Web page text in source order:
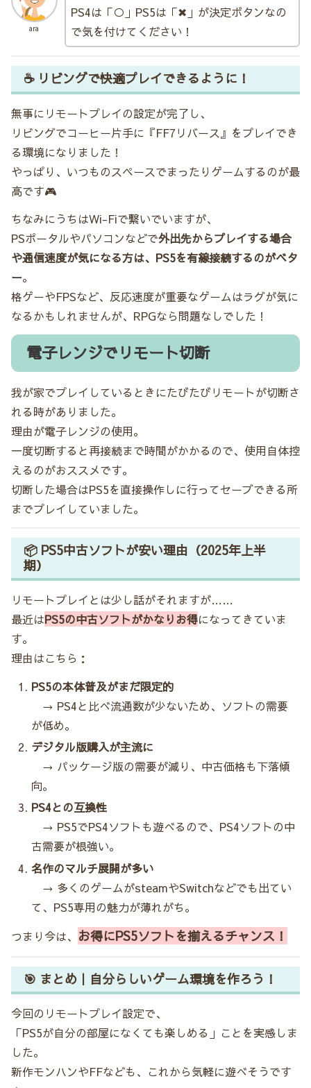
ara
PS4は「○」PS5は「✖」が決定ボタンなの
で気を付けてください！
☕ リビングで快適プレイできるように！
無事にリモートプレイの設定が完了し、
リビングでコーヒー片手に『FF7リバース』をプレイでき
る環境になりました！
やっぱり、いつものスペースでまったりゲームするのが最
高です🎮
ちなみにうちはWi-Fiで繋いでいますが、
PSポータルやパソコンなどで外出先からプレイする場合
や通信速度が気になる方は、PS5を有線接続するのがベタ
ー。
格ゲーやFPSなど、反応速度が重要なゲームはラグが気に
なるかもしれませんが、RPGなら問題なしでした！
電子レンジでリモート切断
我が家でプレイしているときにたびたびリモートが切断さ
れる時がありました。
理由が電子レンジの使用。
一度切断すると再接続まで時間がかかるので、使用自体控
えるのがおススメです。
切断した場合はPS5を直接操作しに行ってセーブできる所
までプレイしていました。
📦 PS5中古ソフトが安い理由（2025年上半
期）
リモートプレイとは少し話がそれますが……
最近はPS5の中古ソフトがかなりお得になってきていま
す。
理由はこちら：
PS5の本体普及がまだ限定的
→ PS4と比べ流通数が少ないため、ソフトの需要
が低め。
デジタル版購入が主流に
→ パッケージ版の需要が減り、中古価格も下落傾
向。
PS4との互換性
→ PS5でPS4ソフトも遊べるので、PS4ソフトの中
古需要が根強い。
名作のマルチ展開が多い
→ 多くのゲームがsteamやSwitchなどでも出てい
て、PS5専用の魅力が薄れがち。
つまり今は、 お得にPS5ソフトを揃えるチャンス！
🎯 まとめ｜自分らしいゲーム環境を作ろう！
今回のリモートプレイ設定で、
「PS5が自分の部屋になくても楽しめる」ことを実感しま
した。
新作モンハンやFFなども、これから気軽に遊べそうです